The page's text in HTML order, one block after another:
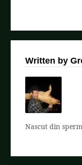
Written by
Nascut din